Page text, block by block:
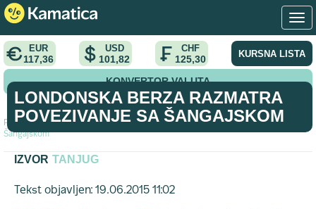
EUR
117,36
USD
101,82
CHF
125,30 KURSNA LISTA
KONVERTOR VALUTA
Početna > vest >
Londonska berza razmatra povezivanje sa
Šangajskom
LONDONSKA BERZA RAZMATRA
POVEZIVANJE SA ŠANGAJSKOM
IZVOR TANJUG
Tekst objavljen: 19.06.2015 11:02